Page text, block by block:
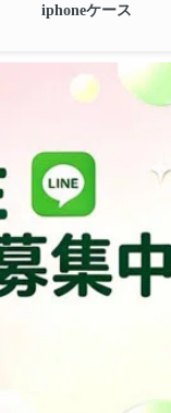
iphoneケース